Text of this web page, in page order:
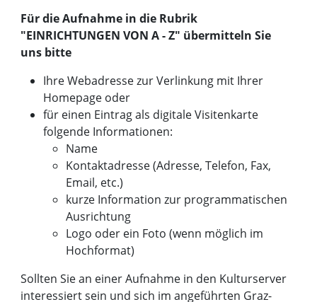
Für die Aufnahme in die Rubrik
"EINRICHTUNGEN VON A - Z" übermitteln Sie
uns bitte
Ihre Webadresse zur Verlinkung mit Ihrer
Homepage oder
für einen Eintrag als digitale Visitenkarte
folgende Informationen:
Name
Kontaktadresse (Adresse, Telefon, Fax,
Email, etc.)
kurze Information zur programmatischen
Ausrichtung
Logo oder ein Foto (wenn möglich im
Hochformat)
Sollten Sie an einer Aufnahme in den Kulturserver
interessiert sein und sich im angeführten Graz-